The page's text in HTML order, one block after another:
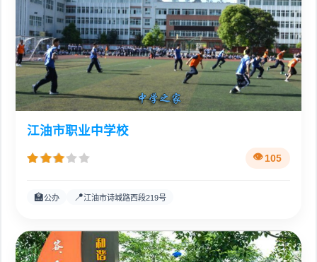
江油市职业中学校
105
🏫公办 📍江油市诗城路西段219号